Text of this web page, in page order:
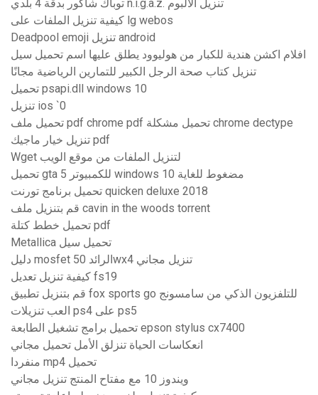
توباك شاكور بدقة 4 بلدي n.i.g.a.z. تنزيل الألبوم
كيفية تنزيل الملفات على lg webos
Deadpool emoji تنزيل android
افلام اكشن هندية للكبار من هوليوود يطلق عليها اسم تحميل سيل
تنزيل كتاب صحة الرجل الكبير للتمارين الرياضية مجانًا
تحميل psapi.dll windows 10
تنزيل ios `0
تحميل ملف pdf chrome pdf تحميل مشكلة chrome dectype
تنزيل خيار ماجيك pdf
Wget لتنزيل الملفات من موقع الويب
تحميل gta 5 للكمبيوتر windows 10 مضغوط للغاية
تحميل برنامج تورنت quicken deluxe 2018
قم بتنزيل ملف cavin in the woods torrent
تحميل خطط كتلة pdf
Metallica تحميل سيل
دليل mosfet الرائد 50wx4 تنزيل مجاني
كيفية تنزيل تعديل fs19
قم بتنزيل تطبيق fox sports go للتلفزيون الذكي من سامسونج
العب تنزيلات ps4 على ps5
تحميل برامج تشغيل الطابعة epson stylus cx7400
انعكاسات الحياة تنزلق الأمل تحميل مجاني
منفردا mp4 تحميل
ويندوز 10 مع مفتاح المنتج تنزيل مجاني